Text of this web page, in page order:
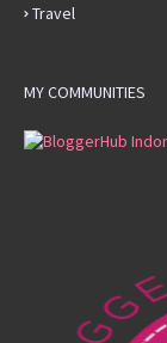
Travel
MY COMMUNITIES